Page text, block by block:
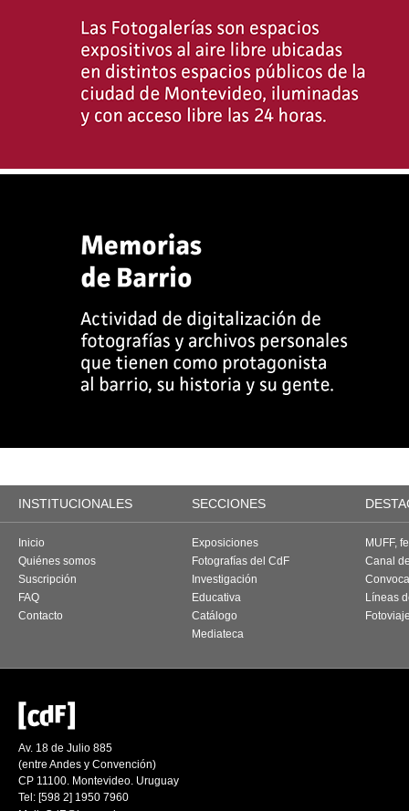
INSTITUCIONALES SECCIONES
Inicio
Quiénes somos
Suscripción
FAQ
Contacto
Exposiciones
Fotografías del CdF
Investigación
Educativa
Catálogo
Mediateca
MUFF,
Canal
Líneas
Av. 18 de Julio 885
(entre Andes y Convención)
CP 11100. Montevideo. Uruguay
Tel: [598 2] 1950 7960